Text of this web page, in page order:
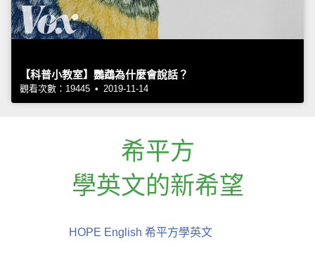
【科普小教室】鸚鵡為什麼會說話？
觀看次數：19445 • 2019-11-14
希平方
學英文的新希望
HOPE English 希平方學英文